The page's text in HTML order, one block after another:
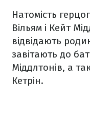
Натомість
Вільям і Кейт
відвідають
завітають до
Міддлтонів, а
Кетрін.